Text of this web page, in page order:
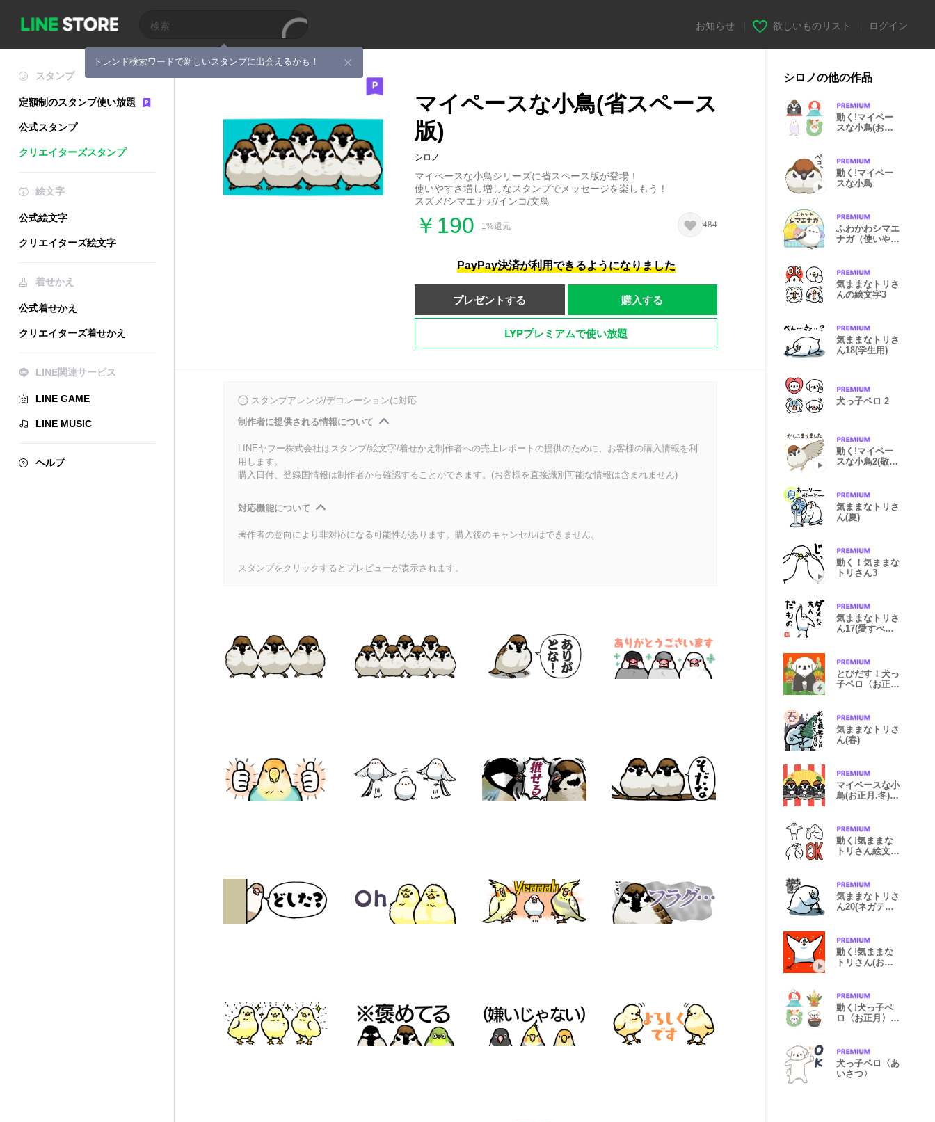
トレンド検索ワードで新しいスタンプに出会えるかも！
お知らせ 欲しいものリスト ログイン
スタンプ
定額制のスタンプ使い放題
公式スタンプ
クリエイターズスタンプ
絵文字
公式絵文字
クリエイターズ絵文字
着せかえ
公式着せかえ
クリエイターズ着せかえ
LINE関連サービス
LINE GAME
LINE MUSIC
ヘルプ
マイペースな小鳥(省スペース
版)
シロノ
マイペースな小鳥シリーズに省スペース版が登場！
使いやすさ増し増しなスタンプでメッセージを楽しもう！
スズメ/シマエナガ/インコ/文鳥
￥190 1%還元 484
PayPay決済が利用できるようになりました
プレゼントする 購入する
LYPプレミアムで使い放題
スタンプアレンジ/デコレーションに対応
制作者に提供される情報について
LINEヤフー株式会社はスタンプ/絵文字/着せかえ制作者への売上レポートの提供のために、お客様の購入情報を利
用します。
購入日付、登録国情報は制作者から確認することができます。(お客様を直接識別可能な情報は含まれません)
対応機能について
著作者の意向により非対応になる可能性があります。購入後のキャンセルはできません。
スタンプをクリックするとプレビューが表示されます。
シロノの他の作品
動く!マイペー
スな小鳥(お正
動く!マイペー
スな小鳥
ふわかわシマエ
ナガ（使いやす
気ままなトリさ
んの絵文字3
気ままなトリさ
ん18(学生用)
犬っ子ペロ 2
動く!マイペー
スな小鳥2(敬
気ままなトリさ
ん(夏)
動く！気ままな
トリさん3
気ままなトリさ
ん17(愛すべき
とびだす！犬っ
子ペロ〈お正
気ままなトリさ
ん(春)
マイペースな小
鳥(お正月.冬)再
動く!気ままな
トリさん絵文字
気ままなトリさ
ん20(ネガティ
動く!気ままな
トリさん(お正
動く!犬っ子ペ
ロ〈お正月〉再
犬っ子ペロ〈あ
いさつ〉